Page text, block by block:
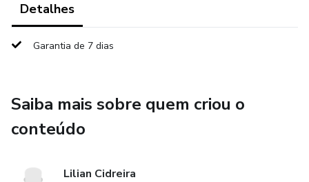
- Roteiro prático para conduzir a conversa com segurança e
postura confiante
Detalhes
Garantia de 7 dias
Saiba mais sobre quem criou o
conteúdo
Lilian Cidreira